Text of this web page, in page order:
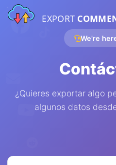
EXPORT
We're
¿Quieres exportar algo
algunos datos